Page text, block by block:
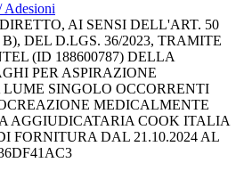
Adesioni
AI SENSI DELL'ART. 50
DEL D.LGS. 36/2023, TRAMITE
(ID 188600787) DELLA
PER ASPIRAZIONE
SINGOLO OCCORRENTI
MEDICALMENTE
AGGIUDICATARIA COOK ITALIA
FORNITURA DAL 21.10.2024 AL